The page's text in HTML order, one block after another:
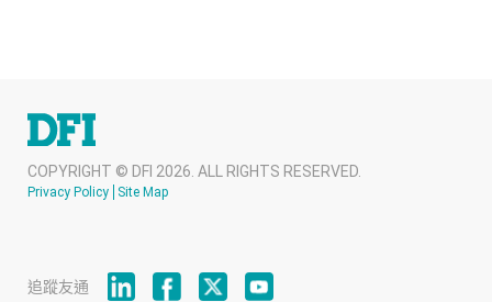
COPYRIGHT © DFI 2026. ALL RIGHTS RESERVED.
Privacy Policy Site Map
追蹤友通